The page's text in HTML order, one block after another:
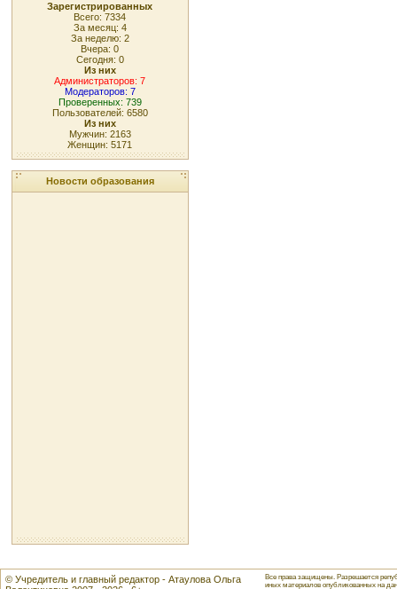
Зарегистрированных
Всего: 7334
За месяц: 4
За неделю: 2
Вчера: 0
Сегодня: 0
Из них
Администраторов: 7
Модераторов: 7
Проверенных: 739
Пользователей: 6580
Из них
Мужчин: 2163
Женщин: 5171
Новости образования
© Учредитель и главный редактор - Атаулова Ольга
Все права защищены. Разрешается
иных материалов опубликованных на